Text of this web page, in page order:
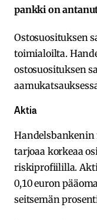
pankki on
Ostosuosituksen
toimialoilta.
ostosuosituksen
Aktia
tarjoaa korkeaa
riskiprofiililla.
0,10 euron
seitsemän